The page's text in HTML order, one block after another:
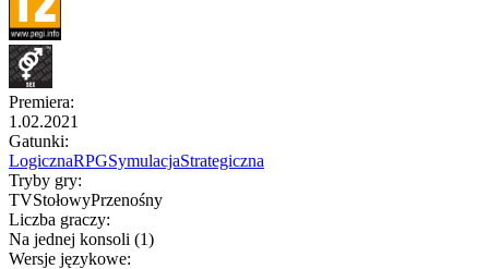
Premiera:
1.02.2021
Gatunki:
LogicznaRPGSymulacjaStrategiczna
Tryby gry:
TVStołowyPrzenośny
Liczba graczy:
Na jednej konsoli (1)
Wersje językowe: